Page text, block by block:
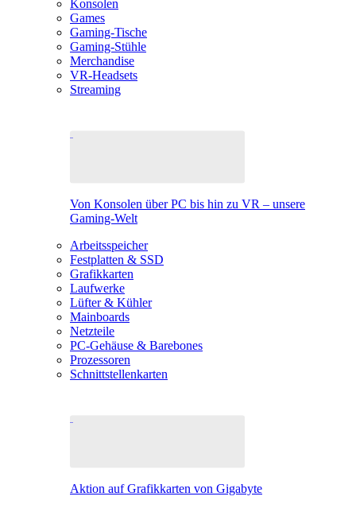
Konsolen
Games
Gaming-Tische
Gaming-Stühle
Merchandise
VR-Headsets
Streaming
Von Konsolen über PC bis hin zu VR – unsere
Gaming-Welt
Arbeitsspeicher
Festplatten & SSD
Grafikkarten
Laufwerke
Lüfter & Kühler
Mainboards
Netzteile
PC-Gehäuse & Barebones
Prozessoren
Schnittstellenkarten
Aktion auf Grafikkarten von Gigabyte